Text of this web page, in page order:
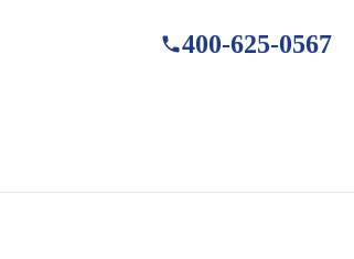
400-625-0567